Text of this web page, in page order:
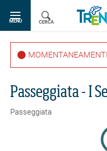
SR.TOGGLE-NAVIGATION
MENU
CERCA
Passeggiata - I
Passeggiata